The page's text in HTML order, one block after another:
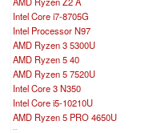
Intel Core i7-8705G
Intel Processor N97
AMD Ryzen 3 5300U
AMD Ryzen 5 40
AMD Ryzen 5 7520U
Intel Core 3 N350
Intel Core i5-10210U
AMD Ryzen 5 PRO 4650U